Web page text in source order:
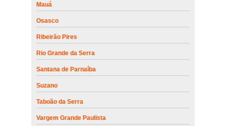
Mauá
Osasco
Ribeirão Pires
Rio Grande da Serra
Santana de Parnaíba
Suzano
Taboão da Serra
Vargem Grande Paulista